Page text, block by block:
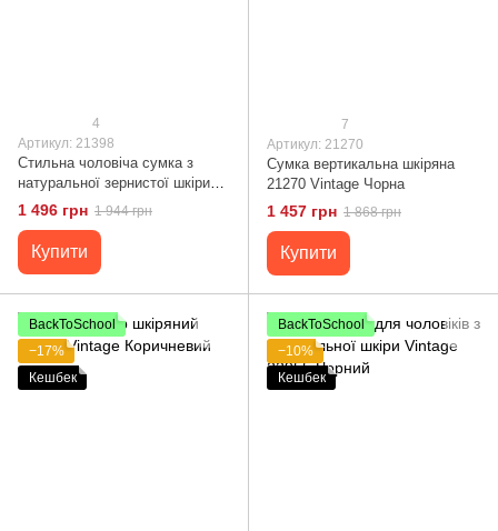
4
Артикул: 21398
Стильна чоловіча сумка з
натуральної зернистої шкіри
21398 Vintage Чорна
1 496 грн 1 944 грн
Купити
7
Артикул: 21270
Сумка вертикальна шкіряна
21270 Vintage Чорна
1 457 грн 1 868 грн
Купити
BackToSchool
−17%
Кешбек
BackToSchool
−10%
Кешбек